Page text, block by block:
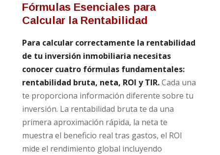
Fórmulas Esenciales para
Calcular la Rentabilidad
Para calcular correctamente la rentabilidad
de tu inversión inmobiliaria necesitas
conocer cuatro fórmulas fundamentales:
rentabilidad bruta, neta, ROI y TIR.Cada una
te proporciona información diferente sobre tu
inversión. La rentabilidad bruta te da una
primera aproximación rápida, la neta te
muestra el beneficio real tras gastos, el ROI
mide el rendimiento global incluyendo